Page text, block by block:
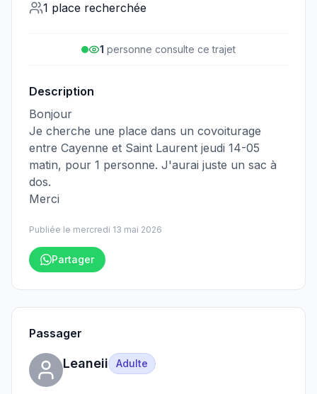
1 place recherchée
1 personne consulte ce trajet
Description
Bonjour
Je cherche une place dans un covoiturage
entre Cayenne et Saint Laurent jeudi 14-05
matin, pour 1 personne. J'aurai juste un sac à
dos.
Merci
Publiée le mercredi 13 mai 2026
Partager
Passager
Leaneii Adulte